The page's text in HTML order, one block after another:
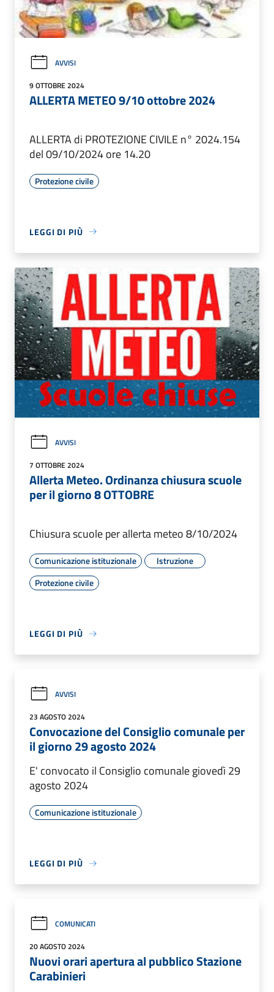
AVVISI
9 OTTOBRE 2024
ALLERTA METEO 9/10 ottobre 2024
ALLERTA di PROTEZIONE CIVILE n° 2024.154
del 09/10/2024 ore 14.20
Protezione civile
LEGGI DI PIÙ
AVVISI
7 OTTOBRE 2024
Allerta Meteo. Ordinanza chiusura scuole
per il giorno 8 OTTOBRE
Chiusura scuole per allerta meteo 8/10/2024
Comunicazione istituzionale
Istruzione
Protezione civile
LEGGI DI PIÙ
AVVISI
23 AGOSTO 2024
Convocazione del Consiglio comunale per
il giorno 29 agosto 2024
E' convocato il Consiglio comunale giovedì 29
agosto 2024
Comunicazione istituzionale
LEGGI DI PIÙ
COMUNICATI
20 AGOSTO 2024
Nuovi orari apertura al pubblico Stazione
Carabinieri